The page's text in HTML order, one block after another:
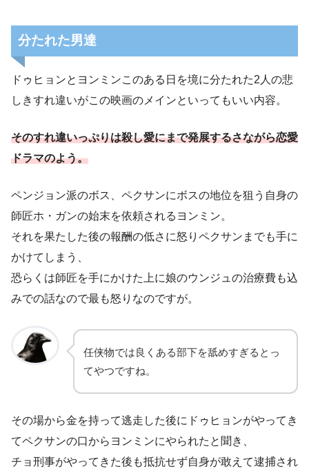
分たれた男達
ドゥヒョンとヨンミンこのある日を境に分たれた2人の悲
しきすれ違いがこの映画のメインといってもいい内容。
そのすれ違いっぷりは殺し愛にまで発展するさながら恋愛
ドラマのよう。
ペンジョン派のボス、ペクサンにボスの地位を狙う自身の
師匠ホ・ガンの始末を依頼されるヨンミン。
それを果たした後の報酬の低さに怒りペクサンまでも手に
かけてしまう、
恐らくは師匠を手にかけた上に娘のウンジュの治療費も込
みでの話なので最も怒りなのですが。
任侠物では良くある部下を舐めすぎるとっ
てやつですね。
その場から金を持って逃走した後にドゥヒョンがやってき
てペクサンの口からヨンミンにやられたと聞き、
チョ刑事がやってきた後も抵抗せず自身が敢えて逮捕され